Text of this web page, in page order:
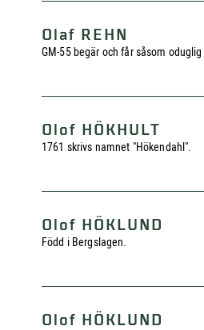
Olaf REHN
GM-55 begär och får såsom
Olof HÖKHULT
1761 skrivs namnet "Hökendahl".
Olof HÖKLUND
Född i Bergslagen.
Olof HÖKLUND